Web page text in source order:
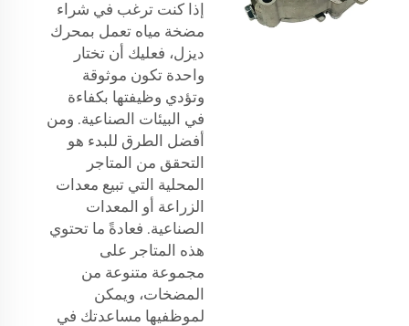
إذا كنت ترغب في شراء
مضخة مياه تعمل بمحرك
ديزل، فعليك أن تختار
واحدة تكون موثوقة
وتؤدي وظيفتها بكفاءة
في البيئات الصناعية. ومن
أفضل الطرق للبدء هو
التحقق من المتاجر
المحلية التي تبيع معدات
الزراعة أو المعدات
الصناعية. فعادةً ما تحتوي
هذه المتاجر على
مجموعة متنوعة من
المضخات، ويمكن
لموظفيها مساعدتك في